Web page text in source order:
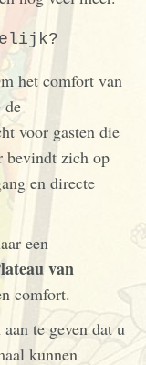
het comfort van
de
voor gasten die
bevindt zich op
en directe
een
van
comfort.
te geven dat u
kunnen